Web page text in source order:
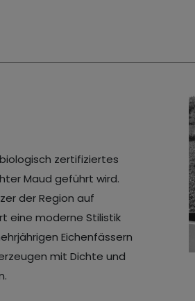
zertifiziertes
Maud geführt wird.
der Region auf
eine moderne Stilistik
Eichenfässern
mit Dichte und